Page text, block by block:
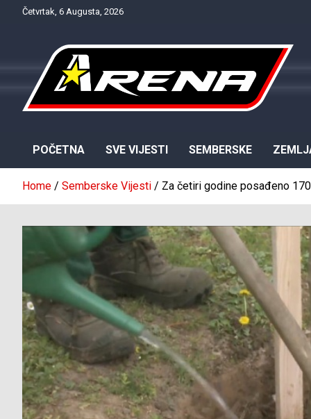
Četvrtak, 6 Augusta, 2026
POČETNA SVE VIJESTI SEMBERSKE
Home Semberske Vijesti Za četiri godine posađeno